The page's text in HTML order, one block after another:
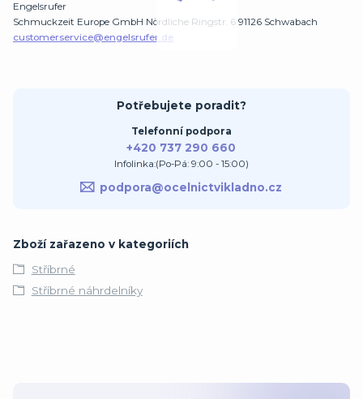
Engelsrufer
Schmuckzeit Europe GmbH Nördliche Ringstr. 6 91126 Schwabach
customerservice@engelsrufer.de
Potřebujete poradit?
Telefonní podpora
+420 737 290 660
Infolinka:(Po-Pá: 9:00 - 15:00)
podpora@ocelnictvikladno.cz
Zboží zařazeno v kategoriích
Stříbrné
Stříbrné náhrdelníky